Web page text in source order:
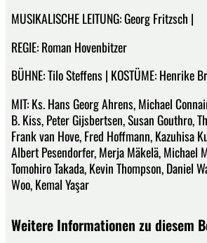
MUSIKALISCHE LEITUNG: Georg Fritzsch |
REGIE: Roman Hovenbitzer
BÜHNE: Tilo Steffens | KOSTÜME: Henrike
MIT: Ks. Hans Georg Ahrens, Michael
B. Kiss, Peter Gijsbertsen, Susan Gouthro,
Frank van Hove, Fred Hoffmann, Kazuhisa
Albert Pesendorfer, Merja Mäkelä, Michael
Tomohiro Takada, Kevin Thompson, Daniel
Woo, Kemal Yaşar
Weitere Informationen zu diesem